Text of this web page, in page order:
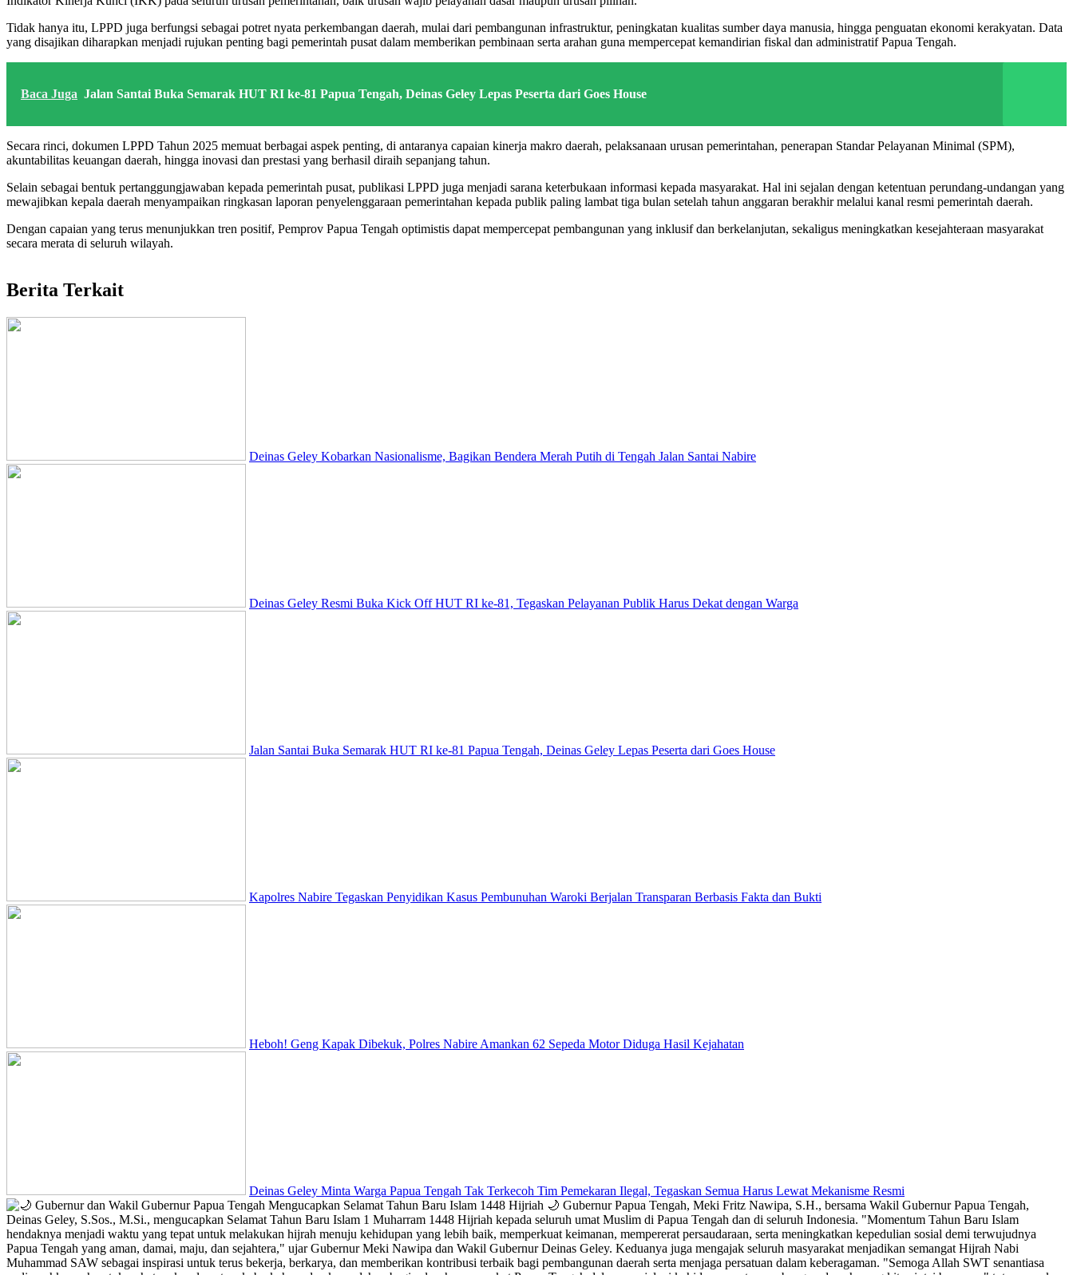
Tidak hanya itu, LPPD juga berfungsi sebagai potret nyata perkembangan daerah, mulai dari pembangunan infrastruktur, peningkatan kualitas sumber daya manusia, hingga penguatan ekonomi kerakyatan. Data
yang disajikan diharapkan menjadi rujukan penting bagi pemerintah pusat dalam memberikan pembinaan serta arahan guna mempercepat kemandirian fiskal dan administratif Papua Tengah.
Baca Juga Jalan Santai Buka Semarak HUT RI ke-81 Papua Tengah, Deinas Geley Lepas Peserta dari Goes House
Secara rinci, dokumen LPPD Tahun 2025 memuat berbagai aspek penting, di antaranya capaian kinerja makro daerah, pelaksanaan urusan pemerintahan, penerapan Standar Pelayanan Minimal (SPM),
akuntabilitas keuangan daerah, hingga inovasi dan prestasi yang berhasil diraih sepanjang tahun.
Selain sebagai bentuk pertanggungjawaban kepada pemerintah pusat, publikasi LPPD juga menjadi sarana keterbukaan informasi kepada masyarakat. Hal ini sejalan dengan ketentuan perundang-undangan yang
mewajibkan kepala daerah menyampaikan ringkasan laporan penyelenggaraan pemerintahan kepada publik paling lambat tiga bulan setelah tahun anggaran berakhir melalui kanal resmi pemerintah daerah.
Dengan capaian yang terus menunjukkan tren positif, Pemprov Papua Tengah optimistis dapat mempercepat pembangunan yang inklusif dan berkelanjutan, sekaligus meningkatkan kesejahteraan masyarakat
secara merata di seluruh wilayah.
Berita Terkait
Deinas Geley Kobarkan Nasionalisme, Bagikan Bendera Merah Putih di Tengah Jalan Santai Nabire
Deinas Geley Resmi Buka Kick Off HUT RI ke-81, Tegaskan Pelayanan Publik Harus Dekat dengan Warga
Jalan Santai Buka Semarak HUT RI ke-81 Papua Tengah, Deinas Geley Lepas Peserta dari Goes House
Kapolres Nabire Tegaskan Penyidikan Kasus Pembunuhan Waroki Berjalan Transparan Berbasis Fakta dan Bukti
Heboh! Geng Kapak Dibekuk, Polres Nabire Amankan 62 Sepeda Motor Diduga Hasil Kejahatan
Deinas Geley Minta Warga Papua Tengah Tak Terkecoh Tim Pemekaran Ilegal, Tegaskan Semua Harus Lewat Mekanisme Resmi